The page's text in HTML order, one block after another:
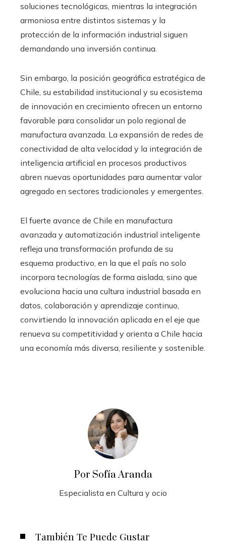
soluciones tecnológicas, mientras la integración
armoniosa entre distintos sistemas y la
protección de la información industrial siguen
demandando una inversión continua.
Sin embargo, la posición geográfica estratégica de
Chile, su estabilidad institucional y su ecosistema
de innovación en crecimiento ofrecen un entorno
favorable para consolidar un polo regional de
manufactura avanzada. La expansión de redes de
conectividad de alta velocidad y la integración de
inteligencia artificial en procesos productivos
abren nuevas oportunidades para aumentar valor
agregado en sectores tradicionales y emergentes.
El fuerte avance de Chile en manufactura
avanzada y automatización industrial inteligente
refleja una transformación profunda de su
esquema productivo, en la que el país no solo
incorpora tecnologías de forma aislada, sino que
evoluciona hacia una cultura industrial basada en
datos, colaboración y aprendizaje continuo,
convirtiendo la innovación aplicada en el eje que
renueva su competitividad y orienta a Chile hacia
una economía más diversa, resiliente y sostenible.
Por Sofía Aranda
Especialista en Cultura y ocio
También Te Puede Gustar